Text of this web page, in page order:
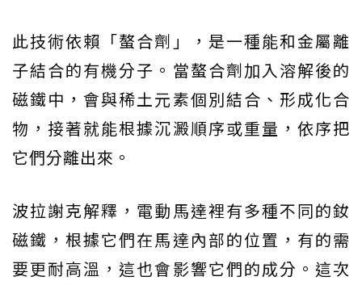
此技術依賴「螯合劑」，是一種能和金屬離
子結合的有機分子。當螯合劑加入溶解後的
磁鐵中，會與稀土元素個別結合、形成化合
物，接著就能根據沉澱順序或重量，依序把
它們分離出來。
波拉謝克解釋，電動馬達裡有多種不同的釹
磁鐵，根據它們在馬達內部的位置，有的需
要更耐高溫，這也會影響它們的成分。這次